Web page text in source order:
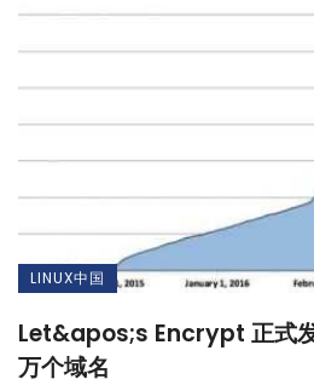
LINUX中国
Let&apos;s Encrypt 正式
万个域名